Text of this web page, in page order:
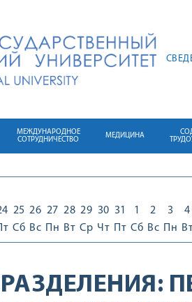
МЕЖДУНАРОДНОЕ
СОТРУДНИЧЕСТВО
МЕДИЦИНА
25
Сб
26
Вс
27
Пн
28
Вт
29
Ср
30
Чт
31
Пт
1
Сб
2
Вс
3
Пн
4